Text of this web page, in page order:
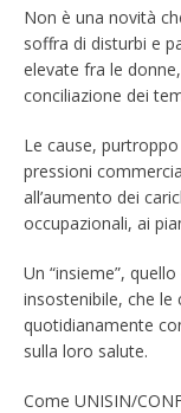
Non è una novità
soffra di disturbi e
elevate fra le
conciliazione dei
Le cause,
pressioni
all’aumento dei
occupazionali, ai
Un “insieme”,
insostenibile, che
quotidianamente
sulla loro salute.
Come UNISIN/